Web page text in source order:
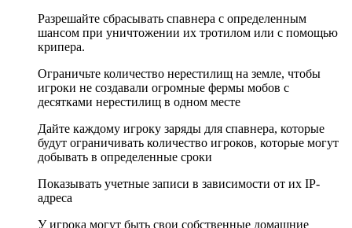
Разрешайте сбрасывать спавнера с определенным
шансом при уничтожении их тротилом или с помощью
крипера.
Ограничьте количество нерестилищ на земле, чтобы
игроки не создавали огромные фермы мобов с
десятками нерестилищ в одном месте
Дайте каждому игроку заряды для спавнера, которые
будут ограничивать количество игроков, которые могут
добывать в определенные сроки
Показывать учетные записи в зависимости от их IP-
адреса
У игрока могут быть свои собственные домашние